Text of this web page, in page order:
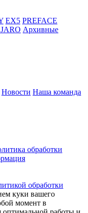
EX5 PREFACE
Архивные
Новости Наша команда
обработки
обработки
куки вашего
момент в